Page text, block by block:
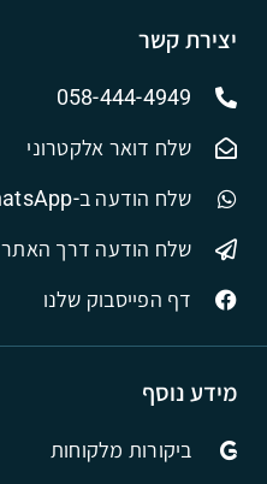
מידע נוסף
ביקורות מלקוחות
יצירת קשר
058-444-4949
שלח דואר אלקטרוני
שלח הודעה ב-WhatsApp
שלח הודעה דרך האתר
דף הפייסבוק שלנו